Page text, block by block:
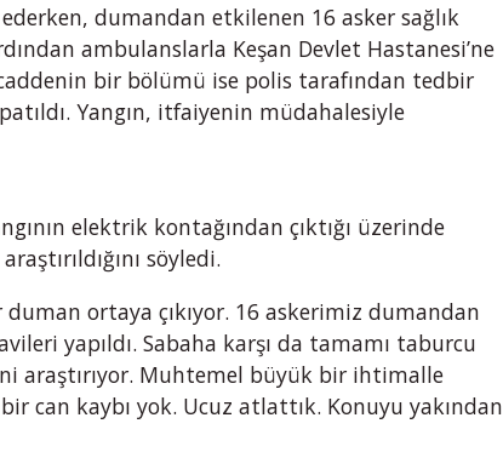
dumandan etkilenen 16 asker sağlık
ambulanslarla Keşan Devlet Hastanesi’ne
bir bölümü ise polis tarafından tedbir
Yangın, itfaiyenin müdahalesiyle
elektrik kontağından çıktığı üzerinde
söyledi.
ortaya çıkıyor. 16 askerimiz dumandan
yapıldı. Sabaha karşı da tamamı taburcu
araştırıyor. Muhtemel büyük bir ihtimalle
can kaybı yok. Ucuz atlattık. Konuyu yakından